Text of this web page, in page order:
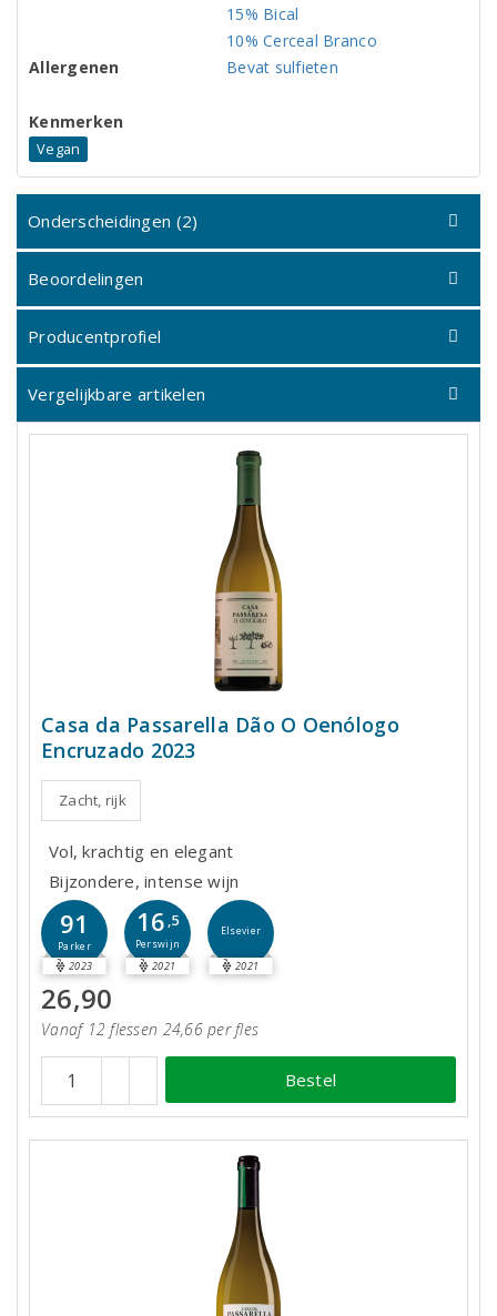
15% Bical
10% Cerceal Branco
Allergenen
Bevat sulfieten
Kenmerken
Vegan
Onderscheidingen (2)
Beoordelingen
Producentprofiel
Vergelijkbare artikelen
Casa da Passarella Dão O Oenólogo
Encruzado 2023
Zacht, rijk
Vol, krachtig en elegant
Bijzondere, intense wijn
91
Parker
2023
16 ,5
Perswijn
2021
Elsevier
2021
26,90
Vanaf 12 flessen 24,66 per fles
Bestel